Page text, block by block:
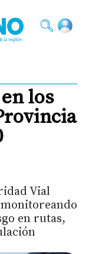
los
Vial
en rutas,